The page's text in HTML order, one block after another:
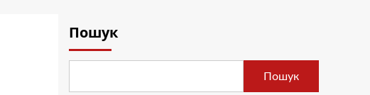
Пошук
Пошук